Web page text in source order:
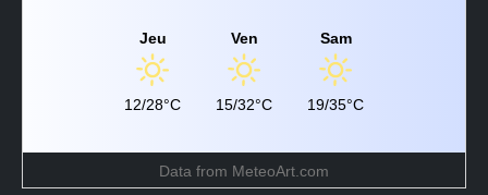
Jeu
12/28°C
Ven
15/32°C
Sam
19/35°C
Data from MeteoArt.com